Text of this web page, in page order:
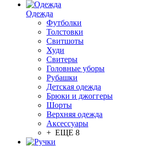
Одежда
Футболки
Толстовки
Свитшоты
Худи
Свитеры
Головные уборы
Рубашки
Детская одежда
Брюки и джоггеры
Шорты
Верхняя одежда
Аксессуары
+ ЕЩЕ 8